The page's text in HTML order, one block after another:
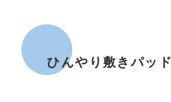
ひんやり敷きパッド